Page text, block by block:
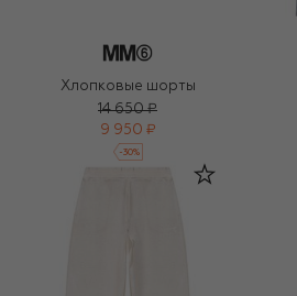
Хлопковые шорты
14 650 ₽
9 950 ₽
-30%